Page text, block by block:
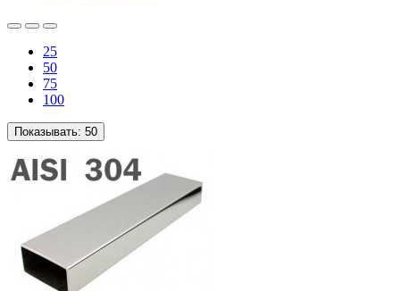
25
50
75
100
Показывать: 50